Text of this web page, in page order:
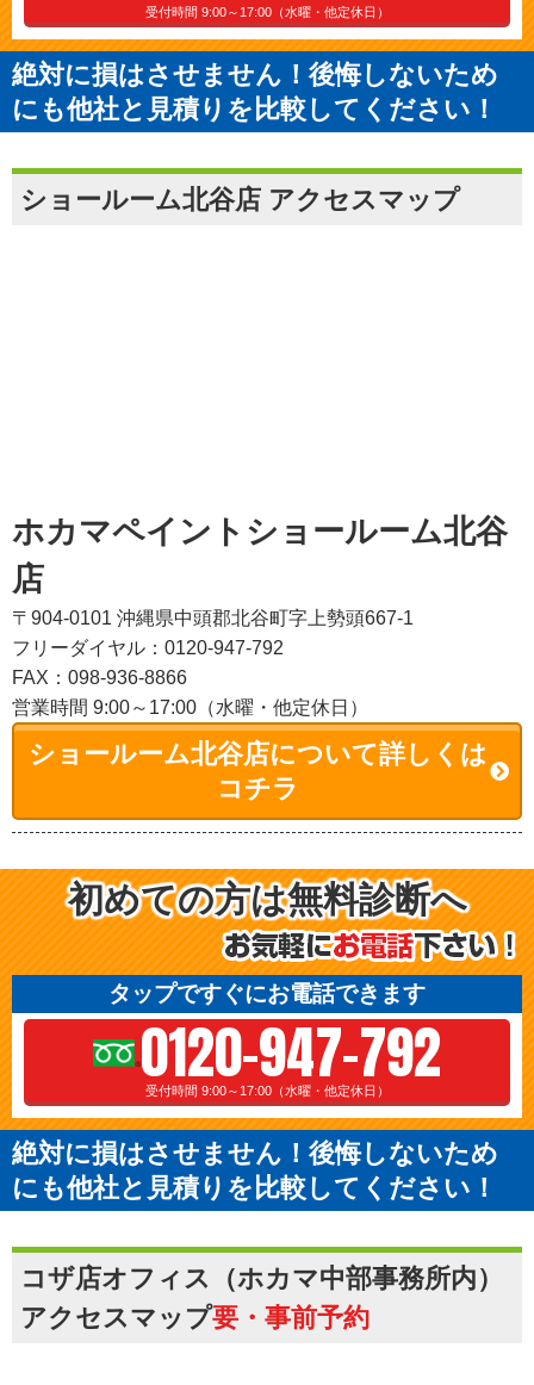
受付時間 9:00～17:00（水曜・他定休日）
絶対に損はさせません！後悔しないため
にも他社と見積りを比較してください！
ショールーム北谷店 アクセスマップ
ホカマペイントショールーム北谷
店
〒904-0101 沖縄県中頭郡北谷町字上勢頭667-1
フリーダイヤル：0120-947-792
FAX：098-936-8866
営業時間 9:00～17:00（水曜・他定休日）
ショールーム北谷店について詳しくは
コチラ
初めての方は無料診断へ
タップですぐにお電話できます
0120-947-792
受付時間 9:00～17:00（水曜・他定休日）
絶対に損はさせません！後悔しないため
にも他社と見積りを比較してください！
コザ店オフィス（ホカマ中部事務所内）
アクセスマップ要・事前予約